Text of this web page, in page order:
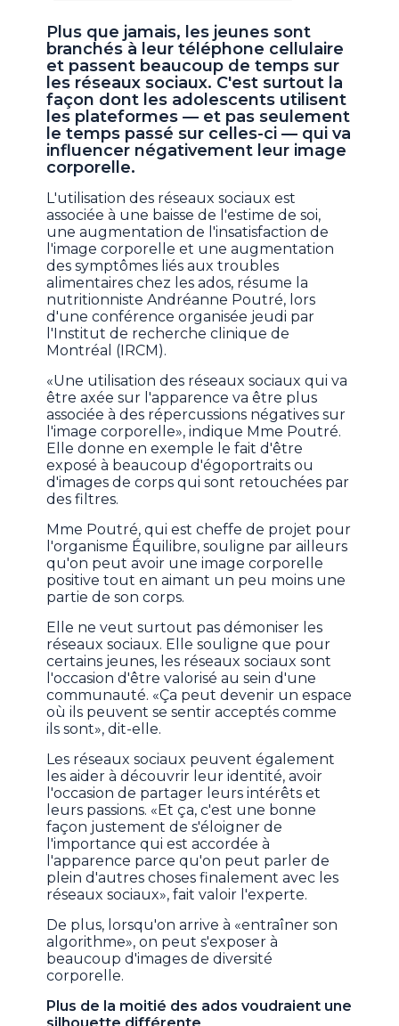
Plus que jamais, les jeunes sont
branchés à leur téléphone cellulaire
et passent beaucoup de temps sur
les réseaux sociaux. C'est surtout la
façon dont les adolescents utilisent
les plateformes — et pas seulement
le temps passé sur celles-ci — qui va
influencer négativement leur image
corporelle.
L'utilisation des réseaux sociaux est
associée à une baisse de l'estime de soi,
une augmentation de l'insatisfaction de
l'image corporelle et une augmentation
des symptômes liés aux troubles
alimentaires chez les ados, résume la
nutritionniste Andréanne Poutré, lors
d'une conférence organisée jeudi par
l'Institut de recherche clinique de
Montréal (IRCM).
«Une utilisation des réseaux sociaux qui va
être axée sur l'apparence va être plus
associée à des répercussions négatives sur
l'image corporelle», indique Mme Poutré.
Elle donne en exemple le fait d'être
exposé à beaucoup d'égoportraits ou
d'images de corps qui sont retouchées par
des filtres.
Mme Poutré, qui est cheffe de projet pour
l'organisme Équilibre, souligne par ailleurs
qu'on peut avoir une image corporelle
positive tout en aimant un peu moins une
partie de son corps.
Elle ne veut surtout pas démoniser les
réseaux sociaux. Elle souligne que pour
certains jeunes, les réseaux sociaux sont
l'occasion d'être valorisé au sein d'une
communauté. «Ça peut devenir un espace
où ils peuvent se sentir acceptés comme
ils sont», dit-elle.
Les réseaux sociaux peuvent également
les aider à découvrir leur identité, avoir
l'occasion de partager leurs intérêts et
leurs passions. «Et ça, c'est une bonne
façon justement de s'éloigner de
l'importance qui est accordée à
l'apparence parce qu'on peut parler de
plein d'autres choses finalement avec les
réseaux sociaux», fait valoir l'experte.
De plus, lorsqu'on arrive à «entraîner son
algorithme», on peut s'exposer à
beaucoup d'images de diversité
corporelle.
Plus de la moitié des ados voudraient une